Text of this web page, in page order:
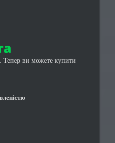
Тепер ви можете купити